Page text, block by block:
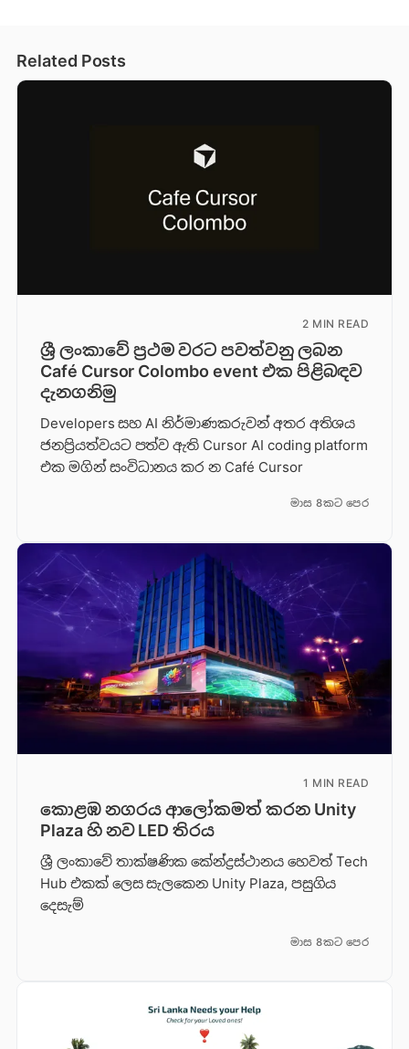
Related Posts
2 MIN READ
ශ්‍රී ලංකාවේ ප්‍රථම වරට පවත්වනු ලබන
Café Cursor Colombo event එක පිළිබඳව
දැනගනිමු
Developers සහ AI නිර්මාණකරුවන් අතර අතිශය
ජනප්‍රියත්වයට පත්ව ඇති Cursor AI coding platform
එක මගින් සංවිධානය කර න Café Cursor
මාස 8කට පෙර
1 MIN READ
කොළඹ නගරය ආලෝකමත් කරන Unity
Plaza හි නව LED තිරය
ශ්‍රී ලංකාවේ තාක්ෂණික කේන්ද්‍රස්ථානය හෙවත් Tech
Hub එකක් ලෙස සැලකෙන Unity Plaza, පසුගිය
දෙසැම්
මාස 8කට පෙර